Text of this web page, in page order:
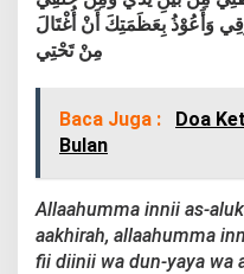
وَأَعُوْذُ بِعَظَمَتِكَ أَنْ أُغْتَالَ
مِنْ تَحْتِي
Baca Juga :
Doa
Bulan
Allaahumma innii as-
aakhirah, allaahumma
fii diinii wa dun-yaya wa